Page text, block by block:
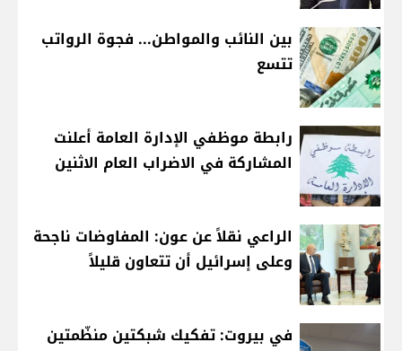
بين النائب والمواطن... فجوة الرواتب
تتسع
رابطة موظفي الإدارة العامة أعلنت
المشاركة في الاضراب العام الاثنين
الراعي نقلاً عن عون: المفاوضات ناجحة
وعلى إسرائيل أن تتعاون قليلاً
في بيروت: تفكيك شبكتين منظّمتين